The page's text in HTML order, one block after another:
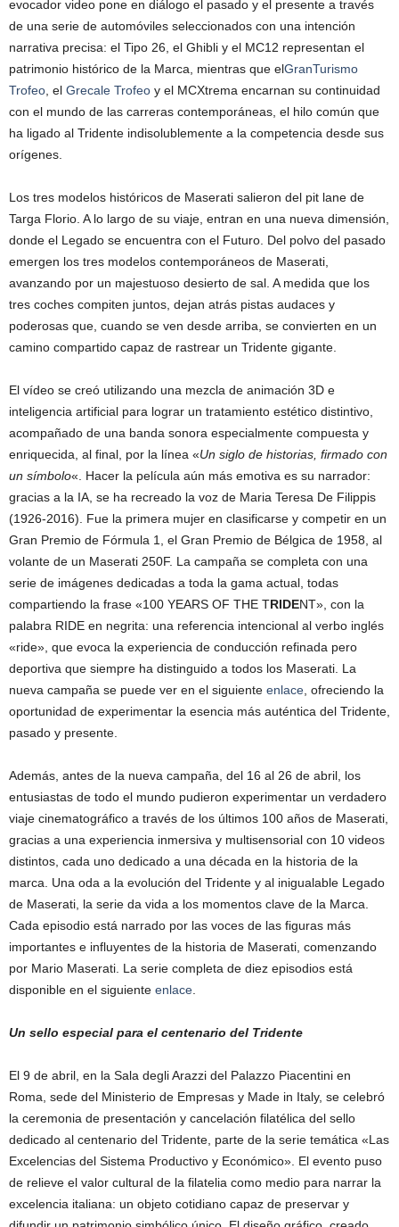
evocador video pone en diálogo el pasado y el presente a través
de una serie de automóviles seleccionados con una intención
narrativa precisa: el Tipo 26, el Ghibli y el MC12 representan el
patrimonio histórico de la Marca, mientras que elGranTurismo
Trofeo , el Grecale Trofeo y el MCXtrema encarnan su continuidad
con el mundo de las carreras contemporáneas, el hilo común que
ha ligado al Tridente indisolublemente a la competencia desde sus
orígenes.
Los tres modelos históricos de Maserati salieron del pit lane de
Targa Florio. A lo largo de su viaje, entran en una nueva dimensión,
donde el Legado se encuentra con el Futuro. Del polvo del pasado
emergen los tres modelos contemporáneos de Maserati,
avanzando por un majestuoso desierto de sal. A medida que los
tres coches compiten juntos, dejan atrás pistas audaces y
poderosas que, cuando se ven desde arriba, se convierten en un
camino compartido capaz de rastrear un Tridente gigante.
El vídeo se creó utilizando una mezcla de animación 3D e
inteligencia artificial para lograr un tratamiento estético distintivo,
acompañado de una banda sonora especialmente compuesta y
enriquecida, al final, por la línea «Un siglo de historias, firmado con
un símbolo«. Hacer la película aún más emotiva es su narrador:
gracias a la IA, se ha recreado la voz de Maria Teresa De Filippis
(1926-2016). Fue la primera mujer en clasificarse y competir en un
Gran Premio de Fórmula 1, el Gran Premio de Bélgica de 1958, al
volante de un Maserati 250F. La campaña se completa con una
serie de imágenes dedicadas a toda la gama actual, todas
compartiendo la frase «100 YEARS OF THE TRIDENT», con la
palabra RIDE en negrita: una referencia intencional al verbo inglés
«ride», que evoca la experiencia de conducción refinada pero
deportiva que siempre ha distinguido a todos los Maserati. La
nueva campaña se puede ver en el siguiente enlace , ofreciendo la
oportunidad de experimentar la esencia más auténtica del Tridente,
pasado y presente.
Además, antes de la nueva campaña, del 16 al 26 de abril, los
entusiastas de todo el mundo pudieron experimentar un verdadero
viaje cinematográfico a través de los últimos 100 años de Maserati,
gracias a una experiencia inmersiva y multisensorial con 10 videos
distintos, cada uno dedicado a una década en la historia de la
marca. Una oda a la evolución del Tridente y al inigualable Legado
de Maserati, la serie da vida a los momentos clave de la Marca.
Cada episodio está narrado por las voces de las figuras más
importantes e influyentes de la historia de Maserati, comenzando
por Mario Maserati. La serie completa de diez episodios está
disponible en el siguiente enlace
Un sello especial para el centenario del Tridente
El 9 de abril, en la Sala degli Arazzi del Palazzo Piacentini en
Roma, sede del Ministerio de Empresas y Made in Italy, se celebró
la ceremonia de presentación y cancelación filatélica del sello
dedicado al centenario del Tridente, parte de la serie temática «Las
Excelencias del Sistema Productivo y Económico». El evento puso
de relieve el valor cultural de la filatelia como medio para narrar la
excelencia italiana: un objeto cotidiano capaz de preservar y